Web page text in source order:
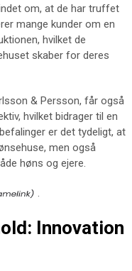
om, at de har truffet
mange kunder om en
hvilket de
skaber for deres
& Persson, får også
hvilket bidrager til en
er det tydeligt, at
men også
høns og ejere.
.
Innovation